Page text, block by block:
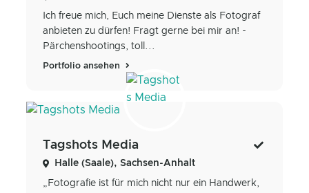
Ich freue mich, Euch meine Dienste als Fotograf
anbieten zu dürfen! Fragt gerne bei mir an! -
Pärchenshootings, toll...
Portfolio ansehen
Tagshots Media
Halle (Saale), Sachsen-Anhalt
„Fotografie ist für mich nicht nur ein Handwerk,